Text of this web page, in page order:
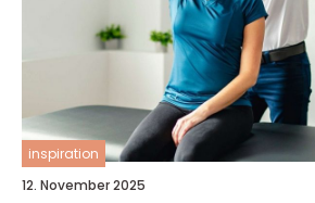
inspiration
12. November 2025